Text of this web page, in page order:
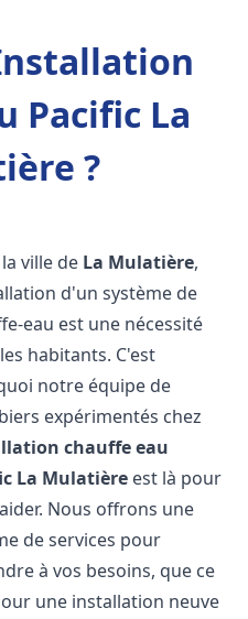
Pacific La
?
ville de La Mulatière,
d'un système de
eau est une nécessité
habitants. C'est
notre équipe de
expérimentés chez
chauffe eau
La Mulatière est là pour
Nous offrons une
de services pour
à vos besoins, que ce
une installation neuve